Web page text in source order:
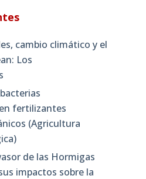
cambio climático y el
Los
fertilizantes
(Agricultura
de las Hormigas
impactos sobre la